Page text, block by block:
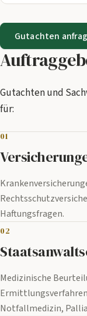
Gutachten
Gutachten und
für:
01
Haftungsfragen.
02
Medizinische
Notfallmedizin,